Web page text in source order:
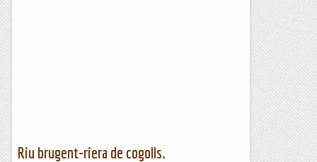
Riu brugent-riera de cogolls.